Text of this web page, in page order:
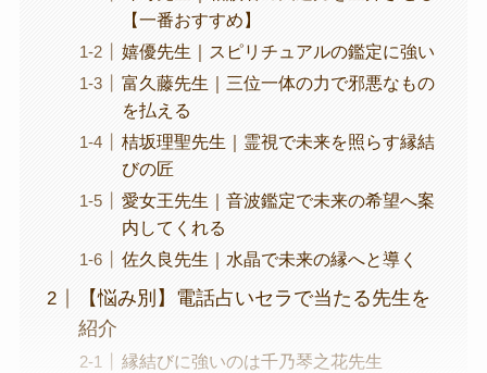
【一番おすすめ】
嬉優先生｜スピリチュアルの鑑定に強い
富久藤先生｜三位一体の力で邪悪なもの
を払える
桔坂理聖先生｜霊視で未来を照らす縁結
びの匠
愛女王先生｜音波鑑定で未来の希望へ案
内してくれる
佐久良先生｜水晶で未来の縁へと導く
【悩み別】電話占いセラで当たる先生を
紹介
縁結びに強いのは千乃琴之花先生